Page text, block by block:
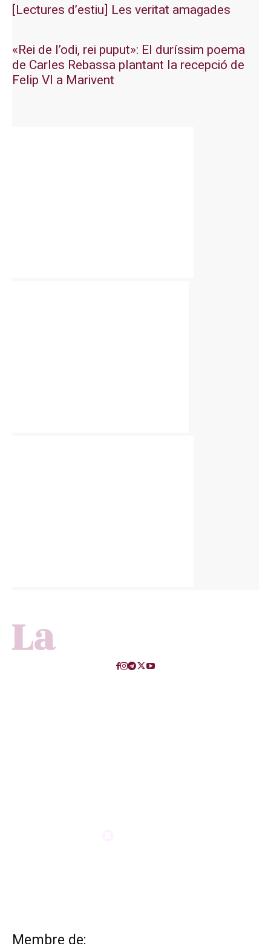
[Lectures d’estiu] Les veritat amagades
«Rei de l’odi, rei puput»: El duríssim poema
de Carles Rebassa plantant la recepció de
Felip VI a Marivent
Membre de: